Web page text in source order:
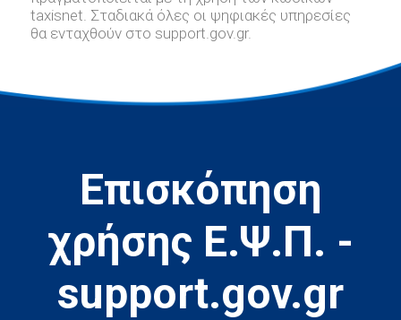
taxisnet. Σταδιακά όλες οι ψηφιακές υπηρεσίες
θα ενταχθούν στο support.gov.gr.
Επισκόπηση
χρήσης Ε.Ψ.Π. -
support.gov.gr